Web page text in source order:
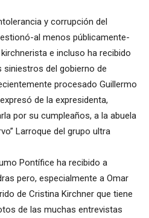
y corrupción del
al menos públicamente-
e incluso ha recibido
del gobierno de
procesado Guillermo
de la expresidenta,
por su cumpleaños, a la abuela
Larroque del grupo ultra
Pontífice ha recibido a
pero, especialmente a Omar
de Cristina Kirchner que tiene
de las muchas entrevistas